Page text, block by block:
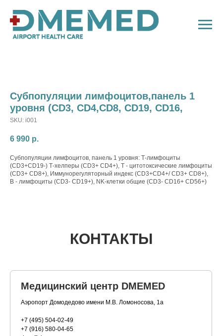
Субпопуляции лимфоцитов,панель 1
уровня (CD3, CD4,CD8, CD19, CD16,
SKU: i001
6 990 р.
Субпопуляции лимфоцитов, панель 1 уровня: Т-лимфоциты
(CD3+CD19-) Т-хелперы (CD3+ CD4+), Т - цитотоксические лимфоциты
(CD3+ CD8+), Иммунорегуляторный индекс (CD3+CD4+/ CD3+ CD8+),
В - лимфоциты (CD3- CD19+), NK-клетки общие (CD3- CD16+ CD56+)
КОНТАКТЫ
Медицинский центр DMEMED
Аэропорт Домодедово имени М.В. Ломоносова, 1а
+7 (495) 504-02-49
+7 (916) 580-04-65